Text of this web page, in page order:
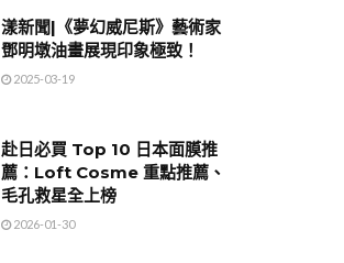
漾新聞|《夢幻威尼斯》藝術家
鄧明墩油畫展現印象極致！
2025-03-19
赴日必買 Top 10 日本面膜推
薦：Loft Cosme 重點推薦、
毛孔救星全上榜
2026-01-30